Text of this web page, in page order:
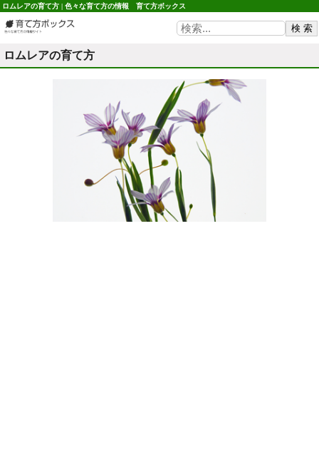
ロムレアの育て方 | 色々な育て方の情報 育て方ボックス
ロムレアの育て方